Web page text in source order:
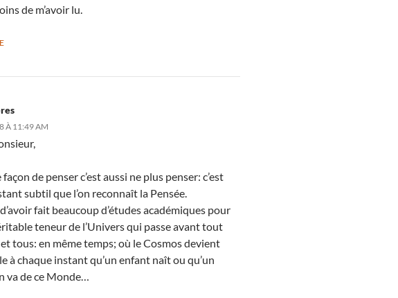
de m’avoir lu.
À 11:49 AM
de penser c’est aussi ne plus penser: c’est
subtil que l’on reconnaît la Pensée.
fait beaucoup d’études académiques pour
teneur de l’Univers qui passe avant tout
tous: en même temps; où le Cosmos devient
à chaque instant qu’un enfant naît ou qu’un
va de ce Monde…